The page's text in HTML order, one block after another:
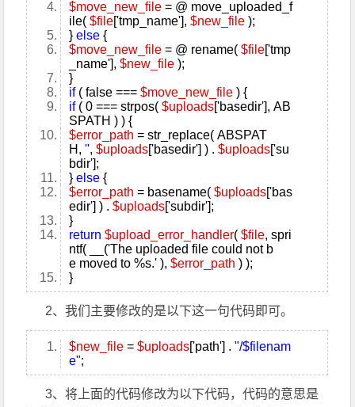
$move_new_file = @ move_uploaded_f
ile($file['tmp_name'],$new_file );
}else {
$move_new_file = @ rename($file['tmp
_name'],$new_file );
}
if( false ===$move_new_file ) {
if( 0 ===strpos($uploads['basedir'], AB
SPATH ) ) {
$error_path =str_replace( ABSPAT
H,'',$uploads['basedir'] ) .$uploads['su
bdir'];
}else {
$error_path = basename($uploads['bas
edir'] ) .$uploads['subdir'];
}
return $upload_error_handler($file, spri
ntf( __('The uploaded file could not b
e moved to %s.' ),$error_path ) );
}
2、我们主要修改的是以下这一句代码即可。
$new_file =$uploads['path'] ."/$filenam
e";
3、将上面的代码修改为以下代码，代码的意思是